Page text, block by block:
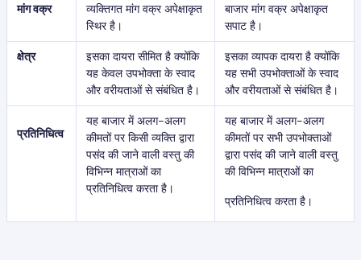
मांग वक्र
व्यक्तिगत मांग वक्र अपेक्षाकृत
स्थिर है।
बाजार मांग वक्र अपेक्षाकृत
सपाट है।
क्षेत्र
इसका दायरा सीमित है क्योंकि
यह केवल उपभोक्ता के स्वाद
और वरीयताओं से संबंधित है।
इसका व्यापक दायरा है क्योंकि
यह सभी उपभोक्ताओं के स्वाद
और वरीयताओं से संबंधित है।
प्रतिनिधित्व
यह बाजार में अलग-अलग
कीमतों पर किसी व्यक्ति द्वारा
पसंद की जाने वाली वस्तु की
विभिन्न मात्राओं का
प्रतिनिधित्व करता है।
यह बाजार में अलग-अलग
कीमतों पर सभी उपभोक्ताओं
द्वारा पसंद की जाने वाली वस्तु
की विभिन्न मात्राओं का
प्रतिनिधित्व करता है।